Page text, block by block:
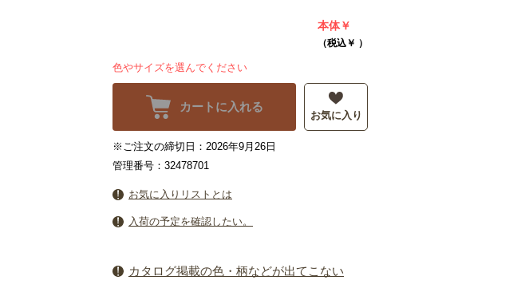
本体￥
（税込￥ ）
色やサイズを選んでください
カートに入れる
お気に入り
※ご注文の締切日：2026年9月26日
管理番号：32478701
お気に入りリストとは
入荷の予定を確認したい。
カタログ掲載の色・柄などが出てこない